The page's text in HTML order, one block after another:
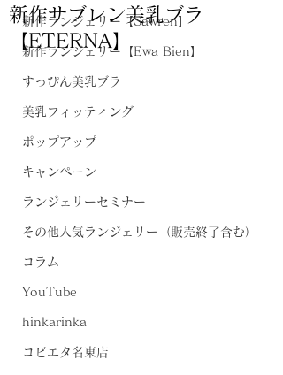
新作ランジェリー【Sawren】
新作ランジェリー【Ewa Bien】
すっぴん美乳ブラ
美乳フィッティング
ポップアップ
キャンペーン
ランジェリーセミナー
その他人気ランジェリー（販売終了含む）
コラム
YouTube
hinkarinka
コビエタ名東店
新作サブレン美乳ブラ
【ETERNA】